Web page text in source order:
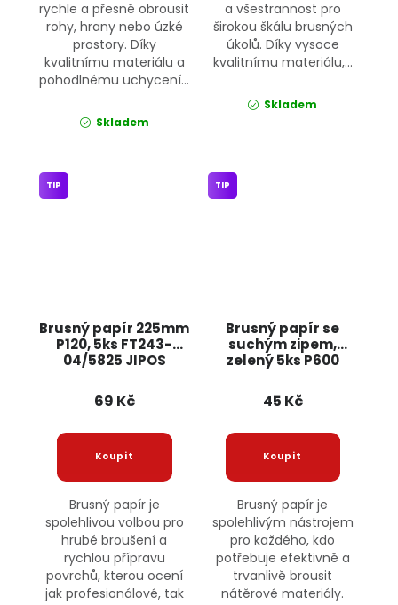
rychle a přesně obrousit
rohy, hrany nebo úzké
prostory. Díky
kvalitnímu materiálu a
pohodlnému uchycení...
Skladem
a všestrannost pro
širokou škálu brusných
úkolů. Díky vysoce
kvalitnímu materiálu,...
Skladem
Brusný papír 225mm
P120, 5ks FT243-
04/5825 JIPOS
TIP
69 Kč
Brusný papír je
spolehlivou volbou pro
hrubé broušení a
rychlou přípravu
povrchů, kterou ocení
jak profesionálové, tak
Brusný papír se
suchým zipem,
zelený 5ks P600
TIP
45 Kč
Brusný papír je
spolehlivým nástrojem
pro každého, kdo
potřebuje efektivně a
trvanlivě brousit
nátěrové materiály.